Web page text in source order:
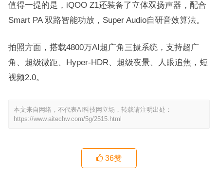
值得一提的是，iQOO Z1还装备了立体双扬声器，配合
Smart PA 双路智能功放，Super Audio自研音效算法。
拍照方面，搭载4800万AI超广角三摄系统，支持超广
角、超级微距、Hyper-HDR、超级夜景、人眼追焦，短
视频2.0。
本文来自网络，不代表AI科技网立场，转载请注明出处：
https://www.aitechw.com/5g/2515.html
36赞